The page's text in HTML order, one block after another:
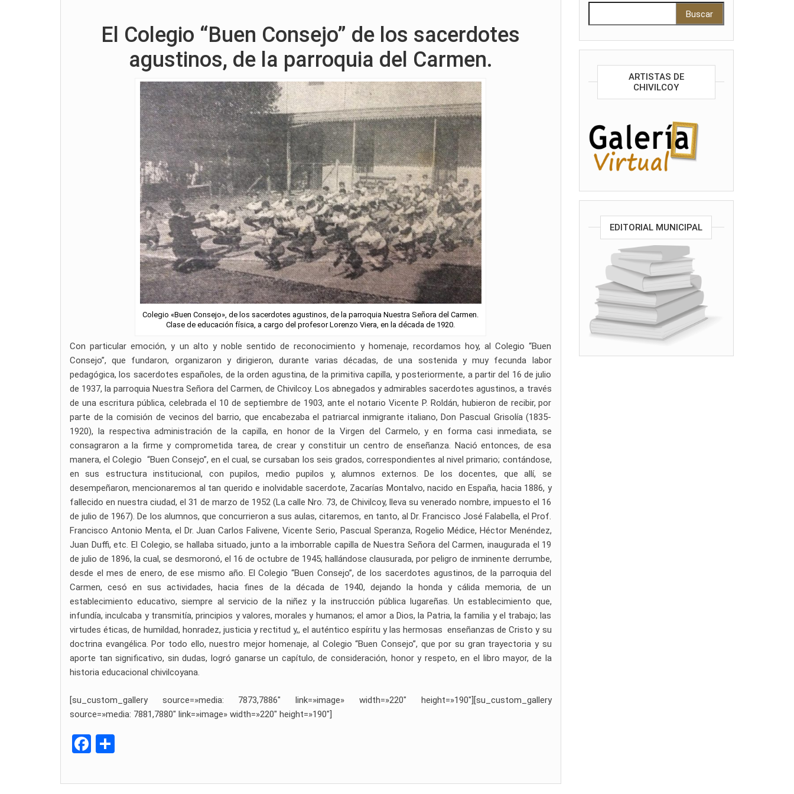
El Colegio “Buen Consejo” de los sacerdotes
agustinos, de la parroquia del Carmen.
Colegio «Buen Consejo», de los sacerdotes agustinos, de la parroquia Nuestra Señora del Carmen.
Clase de educación física, a cargo del profesor Lorenzo Viera, en la década de 1920.
Con particular emoción, y un alto y noble sentido de reconocimiento y homenaje, recordamos hoy, al Colegio “Buen
Consejo”, que fundaron, organizaron y dirigieron, durante varias décadas, de una sostenida y muy fecunda labor
pedagógica, los sacerdotes españoles, de la orden agustina, de la primitiva capilla, y posteriormente, a partir del 16 de julio
de 1937, la parroquia Nuestra Señora del Carmen, de Chivilcoy. Los abnegados y admirables sacerdotes agustinos, a través
de una escritura pública, celebrada el 10 de septiembre de 1903, ante el notario Vicente P. Roldán, hubieron de recibir, por
parte de la comisión de vecinos del barrio, que encabezaba el patriarcal inmigrante italiano, Don Pascual Grisolía (1835-
1920), la respectiva administración de la capilla, en honor de la Virgen del Carmelo, y en forma casi inmediata, se
consagraron a la firme y comprometida tarea, de crear y constituir un centro de enseñanza. Nació entonces, de esa
manera, el Colegio “Buen Consejo”, en el cual, se cursaban los seis grados, correspondientes al nivel primario; contándose,
en sus estructura institucional, con pupilos, medio pupilos y, alumnos externos. De los docentes, que allí, se
desempeñaron, mencionaremos al tan querido e inolvidable sacerdote, Zacarías Montalvo, nacido en España, hacia 1886, y
fallecido en nuestra ciudad, el 31 de marzo de 1952 (La calle Nro. 73, de Chivilcoy, lleva su venerado nombre, impuesto el 16
de julio de 1967). De los alumnos, que concurrieron a sus aulas, citaremos, en tanto, al Dr. Francisco José Falabella, el Prof.
Francisco Antonio Menta, el Dr. Juan Carlos Falivene, Vicente Serio, Pascual Speranza, Rogelio Médice, Héctor Menéndez,
Juan Duffi, etc. El Colegio, se hallaba situado, junto a la imborrable capilla de Nuestra Señora del Carmen, inaugurada el 19
de julio de 1896, la cual, se desmoronó, el 16 de octubre de 1945; hallándose clausurada, por peligro de inminente derrumbe,
desde el mes de enero, de ese mismo año. El Colegio “Buen Consejo”, de los sacerdotes agustinos, de la parroquia del
Carmen, cesó en sus actividades, hacia fines de la década de 1940, dejando la honda y cálida memoria, de un
establecimiento educativo, siempre al servicio de la niñez y la instrucción pública lugareñas. Un establecimiento que,
infundía, inculcaba y transmitía, principios y valores, morales y humanos; el amor a Dios, la Patria, la familia y el trabajo; las
virtudes éticas, de humildad, honradez, justicia y rectitud y,, el auténtico espíritu y las hermosas enseñanzas de Cristo y su
doctrina evangélica. Por todo ello, nuestro mejor homenaje, al Colegio “Buen Consejo”, que por su gran trayectoria y su
aporte tan significativo, sin dudas, logró ganarse un capítulo, de consideración, honor y respeto, en el libro mayor, de la
historia educacional chivilcoyana.
[su_custom_gallery source=»media: 7873,7886″ link=»image» width=»220″ height=»190″][su_custom_gallery
source=»media: 7881,7880″ link=»image» width=»220″ height=»190″]
F
ce m
ARTISTAS DE
CHIVILCOY
EDITORIAL MUNICIPAL